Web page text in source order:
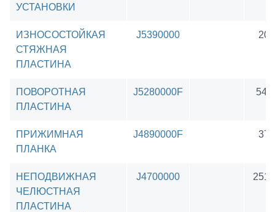
УСТАНОВКИ
ИЗНОСОСТОЙКАЯ
СТЯЖНАЯ
ПЛАСТИНА
J5390000
ПОВОРОТНАЯ
ПЛАСТИНА
J5280000F
ПРИЖИМНАЯ
ПЛАНКА
J4890000F
НЕПОДВИЖНАЯ
ЧЕЛЮСТНАЯ
ПЛАСТИНА
J4700000